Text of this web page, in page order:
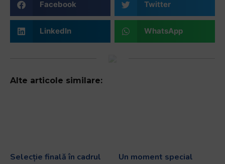
Facebook Twitter
LinkedIn WhatsApp
Alte articole similare:
Selecție finală în cadrul
Un moment special